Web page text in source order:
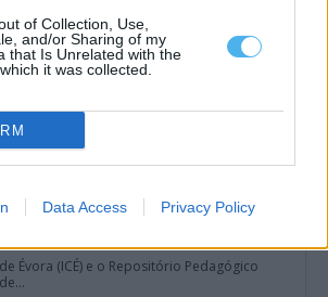
of Collection, Use,
and/or Sharing of my
that Is Unrelated with the
it was collected.
Data Access Privacy Policy
e natureza
Évora (ICÉ) e o Repositório Pedagógico